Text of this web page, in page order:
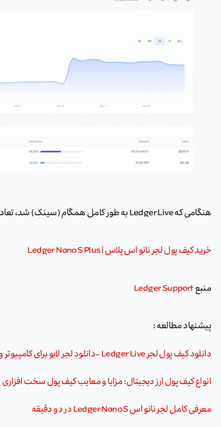
هنگامی که Ledger Live به طور کامل همگام (سینک) شد، تعادل شما باید درست باشد.
خرید کیف‌ پول لجر نانو اس پلاس | Ledger Nano S Plus
منبعLedger Support
پیشنهاد مطالعه :
دانلود کیف پول لجر Ledger Live -دانلود لجر لایو برای کامپیوتر و گوشی موبایل
انواع کیف پول ارز دیجیتال: مزایا و معایب کیف پول سخت افزاری
معرفی کامل لجر نانو اس Ledger Nano S در دو دقیقه